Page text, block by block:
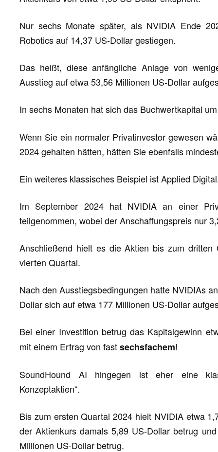
Nur sechs Monate später, als NVIDIA Ende
Robotics auf 14,37 US-Dollar gestiegen.
Das heißt, diese anfängliche Anlage von
Ausstieg auf etwa 53,56 Millionen US-Dollar
In sechs Monaten hat sich das Buchwertkapital
Wenn Sie ein normaler Privatinvestor gewesen
2024 gehalten hätten, hätten Sie ebenfalls
Ein weiteres klassisches Beispiel ist Applied
Im September 2024 hat NVIDIA an einer
teilgenommen, wobei der Anschaffungspreis nur
Anschließend hielt es die Aktien bis zum
vierten Quartal.
Nach den Ausstiegsbedingungen hatte NVIDIAs
Dollar sich auf etwa 177 Millionen US-Dollar
Bei einer Investition betrug das Kapitalgewinn
mit einem Ertrag von fastsechsfachem!
SoundHound AI hingegen ist eher eine
Konzeptaktien“.
Bis zum ersten Quartal 2024 hielt NVIDIA etwa
der Aktienkurs damals 5,89 US-Dollar betrug
Millionen US-Dollar betrug.